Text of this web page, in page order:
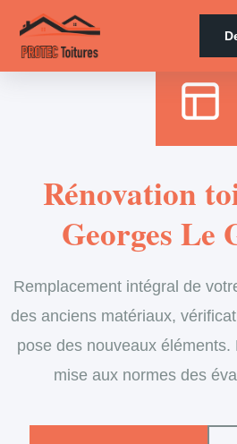
Rénovation
Georges Le
Remplacement intégral de
des anciens matériaux,
pose des nouveaux
mise aux normes des